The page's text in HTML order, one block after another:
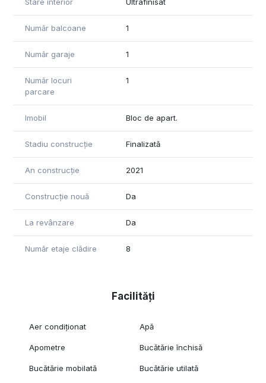
Număr balcoane 1
Număr garaje 1
Număr locuri
parcare
1
Imobil Bloc de apart.
Stadiu construcție Finalizată
An construcție 2021
Construcție nouă Da
La revânzare Da
Număr etaje clădire 8
Facilități
Aer condiționat Apă
Apometre Bucătărie închisă
Bucătărie mobilată Bucătărie utilată